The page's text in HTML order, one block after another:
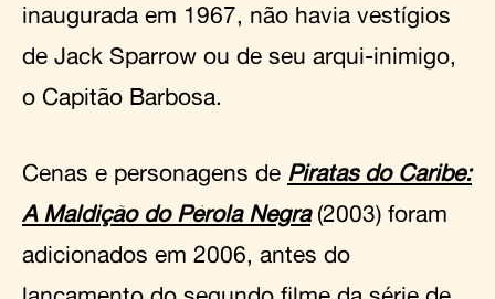
inaugurada em 1967, não havia vestígios
de Jack Sparrow ou de seu arqui-inimigo,
o Capitão Barbosa.
Cenas e personagens de Piratas do Caribe:
A Maldição do Pérola Negra(2003) foram
adicionados em 2006, antes do